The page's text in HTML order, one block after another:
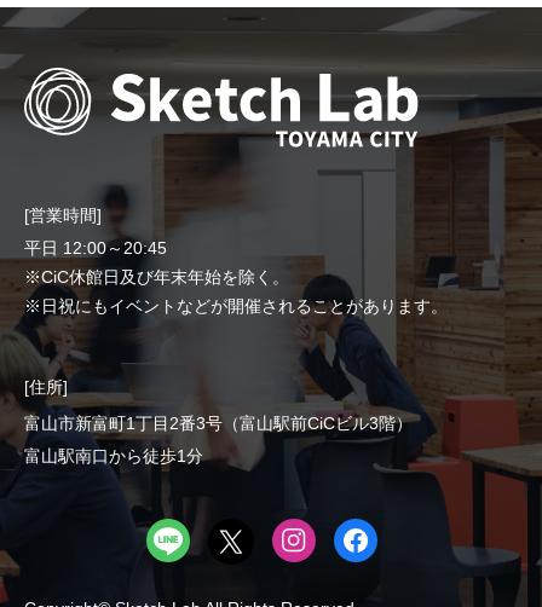
[営業時間]
平日 12:00～20:45
※CiC休館日及び年末年始を除く。
※日祝にもイベントなどが開催されることがあります。
[住所]
富山市新富町1丁目2番3号（富山駅前CiCビル3階）
富山駅南口から徒歩1分